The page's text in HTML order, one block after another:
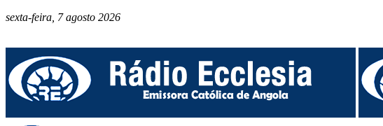
sexta-feira, 7 agosto 2026